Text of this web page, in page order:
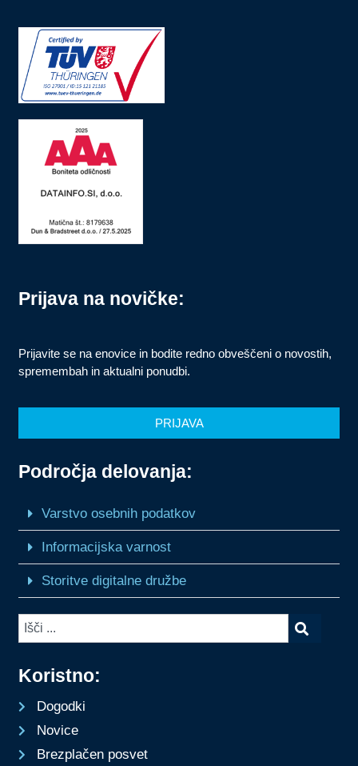
Koristno:
Dogodki
Novice
Brezplačen posvet
Področja delovanja:
Varstvo osebnih podatkov
Informacijska varnost
Storitve digitalne družbe
Prijava na novičke:
Prijavite se na enovice in bodite redno obveščeni o novostih,
spremembah in aktualni ponudbi.
PRIJAVA